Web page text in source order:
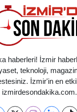
haberleri! İzmir
teknoloji,
İzmir'in en